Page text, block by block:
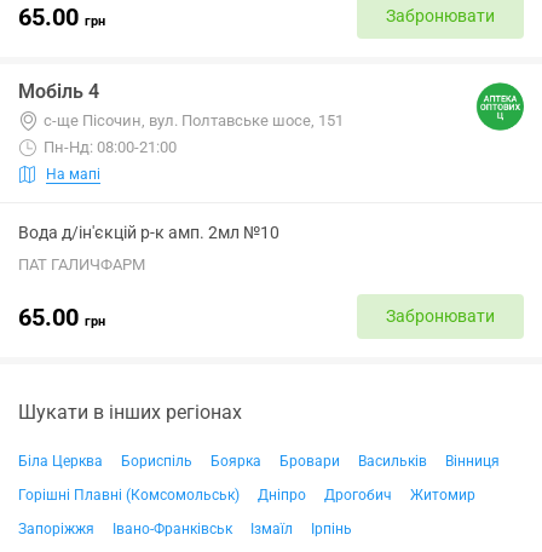
65.00 грн Забронювати
Мобіль 4
с-ще Пісочин, вул. Полтавське шосе, 151
Пн-Нд: 08:00-21:00
На мапі
Вода д/ін'єкцій р-к амп. 2мл №10
ПАТ ГАЛИЧФАРМ
65.00 грн Забронювати
Шукати в інших регіонах
Біла Церква Бориспіль Боярка Бровари Васильків
Вінниця
Горішні Плавні (Комсомольськ)
Дніпро Дрогобич
Житомир
Запоріжжя
Івано-Франківськ Ізмаїл
Ірпінь